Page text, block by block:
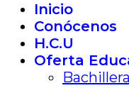
Inicio
Conócenos
H.C.U
Oferta